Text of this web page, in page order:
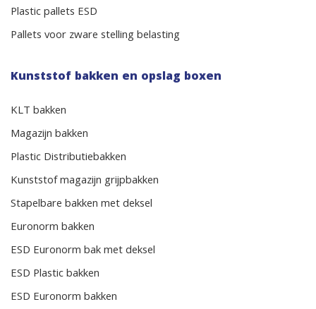
Plastic pallets ESD
Pallets voor zware stelling belasting
Kunststof bakken en opslag boxen
KLT bakken
Magazijn bakken
Plastic Distributiebakken
Kunststof magazijn grijpbakken
Stapelbare bakken met deksel
Euronorm bakken
ESD Euronorm bak met deksel
ESD Plastic bakken
ESD Euronorm bakken